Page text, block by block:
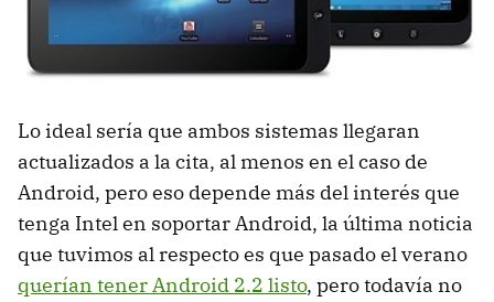
Lo ideal sería que ambos sistemas llegaran
actualizados a la cita, al menos en el caso de
Android, pero eso depende más del interés que
tenga Intel en soportar Android, la última noticia
que tuvimos al respecto es que pasado el verano
querían tener Android 2.2 listo, pero todavía no